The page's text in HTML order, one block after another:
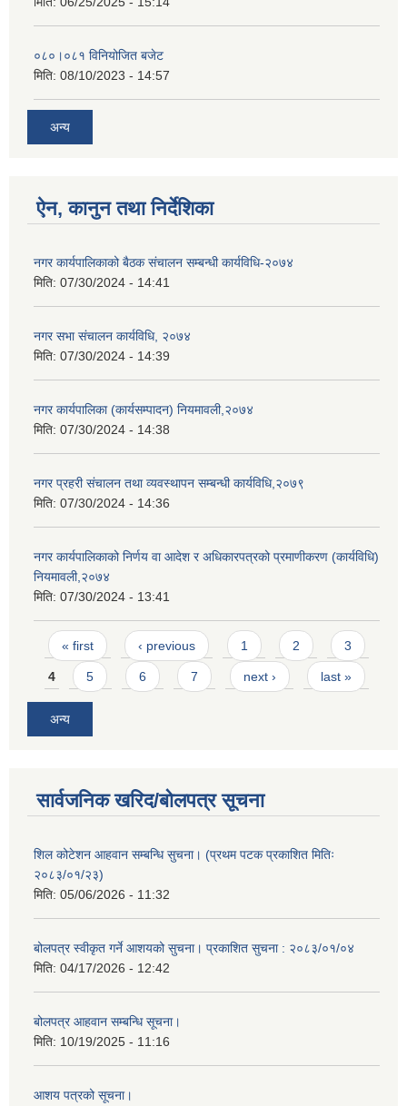
०८०।०८१ विनियोजित बजेट
मिति: 08/10/2023 - 14:57
अन्य
ऐन, कानुन तथा निर्देशिका
नगर कार्यपालिकाको बैठक संचालन सम्बन्धी कार्यविधि-२०७४
मिति: 07/30/2024 - 14:41
नगर सभा संचालन कार्यविधि, २०७४
मिति: 07/30/2024 - 14:39
नगर कार्यपालिका (कार्यसम्पादन) नियमावली,२०७४
मिति: 07/30/2024 - 14:38
नगर प्रहरी संचालन तथा व्यवस्थापन सम्बन्धी कार्यविधि,२०७९
मिति: 07/30/2024 - 14:36
नगर कार्यपालिकाको निर्णय वा आदेश र अधिकारपत्रको प्रमाणीकरण (कार्यविधि)
नियमावली,२०७४
मिति: 07/30/2024 - 13:41
Pages
« first ‹ previous 1 2 3
4 5 6 7 next › last »
अन्य
सार्वजनिक खरिद/बोलपत्र सूचना
शिल कोटेशन आहवान सम्बन्धि सुचना। (प्रथम पटक प्रकाशित मितिः
२०८३/०१/२३)
मिति: 05/06/2026 - 11:32
बोलपत्र स्वीकृत गर्ने आशयको सुचना। प्रकाशित सुचना : २०८३/०१/०४
मिति: 04/17/2026 - 12:42
बोलपत्र आहवान सम्बन्धि सूचना।
मिति: 10/19/2025 - 11:16
आशय पत्रको सूचना।